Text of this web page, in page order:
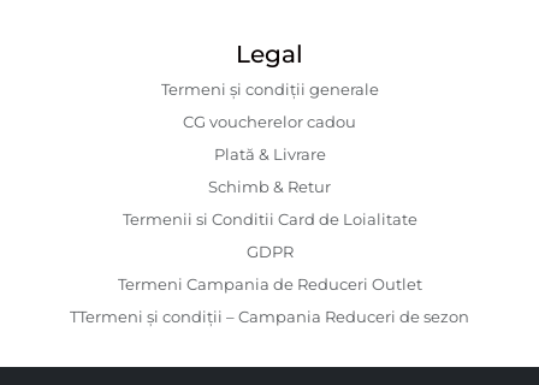
Legal
Termeni și condiții generale
CG voucherelor cadou
Plată & Livrare
Schimb & Retur
Termenii si Conditii Card de Loialitate
GDPR
Termeni Campania de Reduceri Outlet
TTermeni și condiții – Campania Reduceri de sezon